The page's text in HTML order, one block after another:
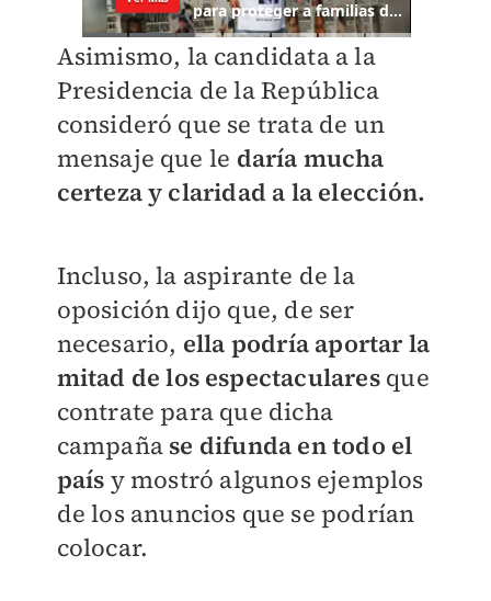
Asimismo, la candidata a la
Presidencia de la República
consideró que se trata de un
mensaje que le daría mucha
certeza y claridad a la elección.
Incluso, la aspirante de la
oposición dijo que, de ser
necesario, ella podría aportar la
mitad de los espectacularesque
contrate para que dicha
campaña se difunda en todo el
país y mostró algunos ejemplos
de los anuncios que se podrían
colocar.